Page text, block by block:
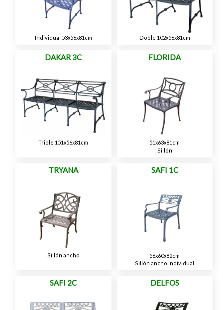
Individual 53x56x81cm Doble 102x56x81cm
DAKAR 3C
Triple 151x56x81cm
FLORIDA
51x63x81cm
Sillón
TRYANA
Sillón ancho
SAFI 1C
56x60x82cm
Sillón ancho Individual
SAFI 2C DELFOS